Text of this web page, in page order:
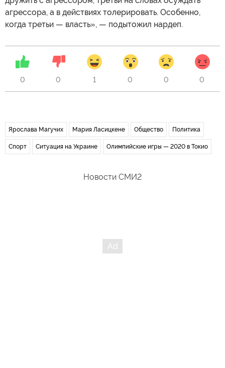
агрессора, а в действиях толерировать. Особенно,
когда третьи — власть», — подытожил нардеп.
0 0 1 0 0 0
Ярослава Магучих Мария Ласицкене Общество Политика
Спорт Ситуация на Украине Олимпийские игры — 2020 в Токио
Новости СМИ2